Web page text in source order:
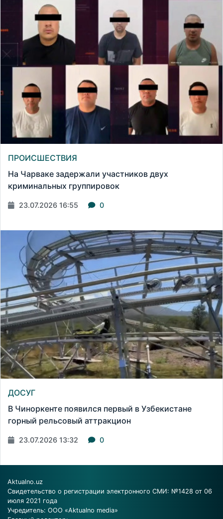
ПРОИСШЕСТВИЯ
На Чарваке задержали участников двух
криминальных группировок
23.07.2026 16:55 0
ДОСУГ
В Чиноркенте появился первый в Узбекистане
горный рельсовый аттракцион
23.07.2026 13:32 0
Aktualno.uz
Свидетельство о регистрации электронного СМИ: №1428 от 06
июля 2021 года
Учредитель: ООО «Aktualno media»